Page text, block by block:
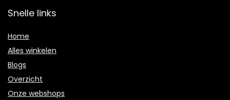
Snelle links
Home
Alles winkelen
Blogs
Overzicht
Onze webshops